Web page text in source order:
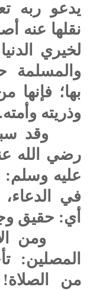
يدعو ربه
نقلها عنه
لخيري
والمسلمة
بها؛ فإنها
وذريته وأمته.
وقد
رضي الله
عليه وسلم:
في
أي: حقيق
ومن
المصلين:
من